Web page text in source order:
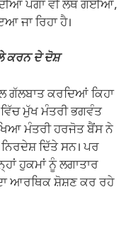
ਪੱਗਾਂ ਵੀ ਲੱਥ ਗਈਆਂ,
ਜਾ ਰਿਹਾ ਹੈ।
ਕਰਨ ਦੇ ਦੋਸ਼
ਗੱਲਬਾਤ ਕਰਦਿਆਂ ਕਿਹਾ
ਵਿੱਚ ਮੁੱਖ ਮੰਤਰੀ ਭਗਵੰਤ
ਮੰਤਰੀ ਹਰਜੋਤ ਬੈਂਸ ਨੇ
ਦਿੱਤੇ ਸਨ। ਪਰ
ਹੁਕਮਾਂ ਨੂੰ ਲਗਾਤਾਰ
ਆਰਥਿਕ ਸ਼ੋਸ਼ਣ ਕਰ ਰਹੇ